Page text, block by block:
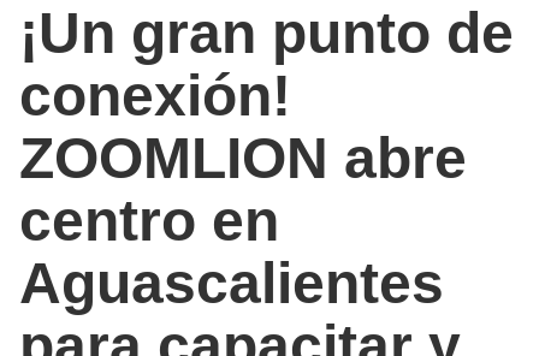
¡Un gran punto de
conexión!
ZOOMLION abre
centro en
Aguascalientes